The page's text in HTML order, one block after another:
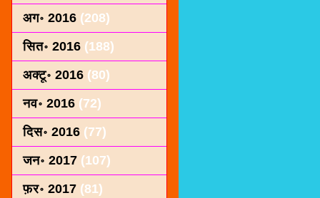
अग॰ 2016 (208)
सित॰ 2016 (188)
अक्टू॰ 2016 (80)
नव॰ 2016 (72)
दिस॰ 2016 (77)
जन॰ 2017 (107)
फ़र॰ 2017 (81)